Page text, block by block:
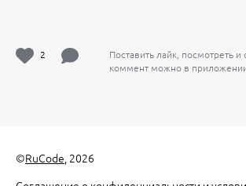
2
Поставить лайк, посмотреть и
коммент можно в
©RuCode, 2026